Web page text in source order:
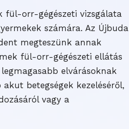
fül-orr-gégészeti vizsgálata
számára. Az Újbuda
megteszünk annak
fül-orr-gégészeti ellátás
elvárásoknak
betegségek kezeléséről,
vagy a